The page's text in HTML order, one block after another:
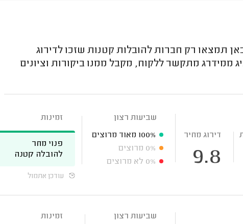
רק חברות להובלות קטנות שזכו לדירוג
ממידרג מתקשר ללקוח, מקבל ממנו ביקורות וציונים
דירוג מחיר
9.8
שביעות רצון
100% מאוד מרוצים
0% מרוצים
0% לא מרוצים
זמינות
פנוי מחר
להובלה קטנה
עודכן אתמול
שביעות רצון
זמינות